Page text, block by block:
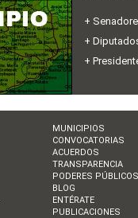
+
+
+
MUNICIPIOS
CONVOCATORIAS
ACUERDOS
TRANSPARENCIA
PODERES PÚBLICOS
BLOG
ENTÉRATE
PUBLICACIONES